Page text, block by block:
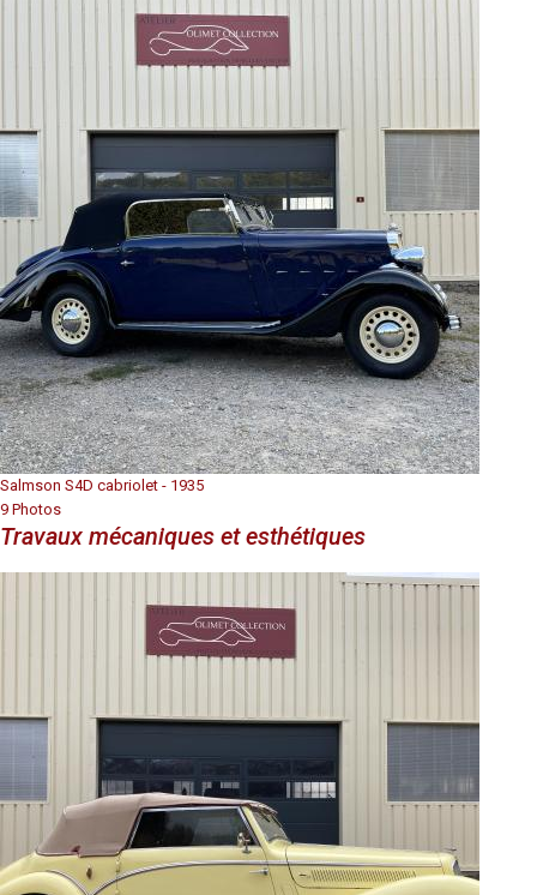
Salmson S4D cabriolet - 1935
9 Photos
Travaux mécaniques et esthétiques